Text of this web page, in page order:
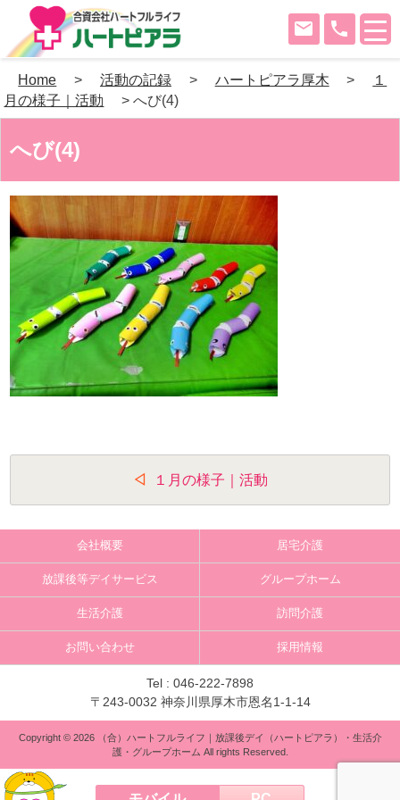
Skip
to
phone
mail
Home > 活動の記録 > ハートピアラ厚木 >
１
月の様子｜活動
>へび(4)
へび(4)
稿
ナ
ビ
ゲ
ン
１月の様子｜活動
会社概要 居宅介護
放課後等デイサービス グループホーム
生活介護 訪問介護
お問い合わせ 採用情報
Tel : 046-222-7898
〒243-0032 神奈川県厚木市恩名1-1-14
Copyright © 2026 （合）ハートフルライフ｜放課後デイ（ハートピアラ）・生活介
護・グループホーム All rights Reserved.